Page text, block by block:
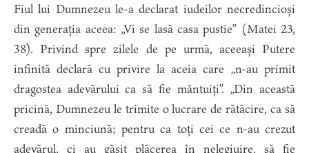
Fiul lui Dumnezeu le-a declarat iudeilor necredincioși
din generația aceea: „Vi se lasă casa pustie” (Matei 23,
38). Privind spre zilele de pe urmă, aceeași Putere
infinită declară cu privire la aceia care „n-au primit
dragostea adevărului ca să fie mântuiți”. „Din această
pricină, Dumnezeu le trimite o lucrare de rătăcire, ca să
creadă o minciună; pentru ca toți cei ce n-au crezut
adevărul, ci au găsit plăcerea în nelegiuire, să fie